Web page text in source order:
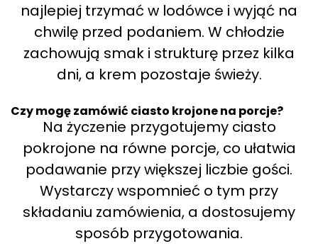
najlepiej trzymać w lodówce i wyjąć na
chwilę przed podaniem. W chłodzie
zachowują smak i strukturę przez kilka
dni, a krem pozostaje świeży.
Czy mogę zamówić ciasto krojone na porcje?
Na życzenie przygotujemy ciasto
pokrojone na równe porcje, co ułatwia
podawanie przy większej liczbie gości.
Wystarczy wspomnieć o tym przy
składaniu zamówienia, a dostosujemy
sposób przygotowania.